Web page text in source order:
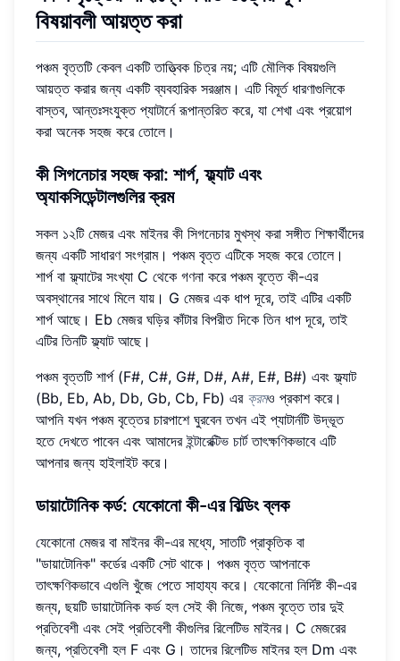
বিষয়াবলীআয়ত্ত করা
পঞ্চম বৃত্তটি কেবল একটি তাত্ত্বিক চিত্র নয়; এটি মৌলিক বিষয়গুলি
আয়ত্ত করার জন্য একটি ব্যবহারিক সরঞ্জাম। এটি বিমূর্ত ধারণাগুলিকে
বাস্তব, আন্তঃসংযুক্ত প্যাটার্নে রূপান্তরিত করে, যা শেখা এবং প্রয়োগ
করা অনেক সহজ করে তোলে।
কী সিগনেচার সহজ করা: শার্প, ফ্ল্যাট এবং
অ্যাকসিডেন্টালগুলির ক্রম
সকল ১২টি মেজর এবং মাইনর কী সিগনেচার মুখস্থ করা সঙ্গীত শিক্ষার্থীদের
জন্য একটি সাধারণ সংগ্রাম। পঞ্চম বৃত্ত এটিকে সহজ করে তোলে।
শার্প বা ফ্ল্যাটের সংখ্যা C থেকে গণনা করে পঞ্চম বৃত্তে কী-এর
অবস্থানের সাথে মিলে যায়। G মেজর এক ধাপ দূরে, তাই এটির একটি
শার্প আছে। Eb মেজর ঘড়ির কাঁটার বিপরীত দিকে তিন ধাপ দূরে, তাই
এটির তিনটি ফ্ল্যাট আছে।
পঞ্চম বৃত্তটি শার্প (F#, C#, G#, D#, A#, E#, B#) এবং ফ্ল্যাট
(Bb, Eb, Ab, Db, Gb, Cb, Fb) এর ক্রমও প্রকাশ করে।
আপনি যখন পঞ্চম বৃত্তের চারপাশে ঘুরবেন তখন এই প্যাটার্নটি উদ্ভূত
হতে দেখতে পাবেন এবং আমাদেরইন্টারেক্টিভ চার্টতাৎক্ষণিকভাবে এটি
আপনার জন্য হাইলাইট করে।
ডায়াটোনিক কর্ড: যেকোনো কী-এর বিল্ডিং ব্লক
যেকোনো মেজর বা মাইনর কী-এর মধ্যে, সাতটি প্রাকৃতিক বা
"ডায়াটোনিক" কর্ডের একটি সেট থাকে। পঞ্চম বৃত্ত আপনাকে
তাৎক্ষণিকভাবে এগুলি খুঁজে পেতে সাহায্য করে। যেকোনো নির্দিষ্ট কী-এর
জন্য, ছয়টি ডায়াটোনিক কর্ড হল সেই কী নিজে, পঞ্চম বৃত্তে তার দুই
প্রতিবেশী এবং সেই প্রতিবেশী কীগুলির রিলেটিভ মাইনর। C মেজরের
জন্য, প্রতিবেশী হল F এবং G। তাদের রিলেটিভ মাইনর হল Dm এবং